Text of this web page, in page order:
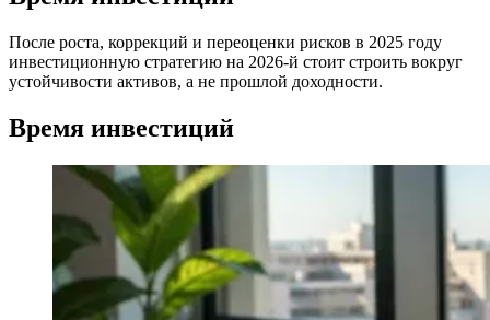
После роста, коррекций и переоценки рисков в 2025 году
инвестиционную стратегию на 2026-й стоит строить вокруг
устойчивости активов, а не прошлой доходности.
Время инвестиций